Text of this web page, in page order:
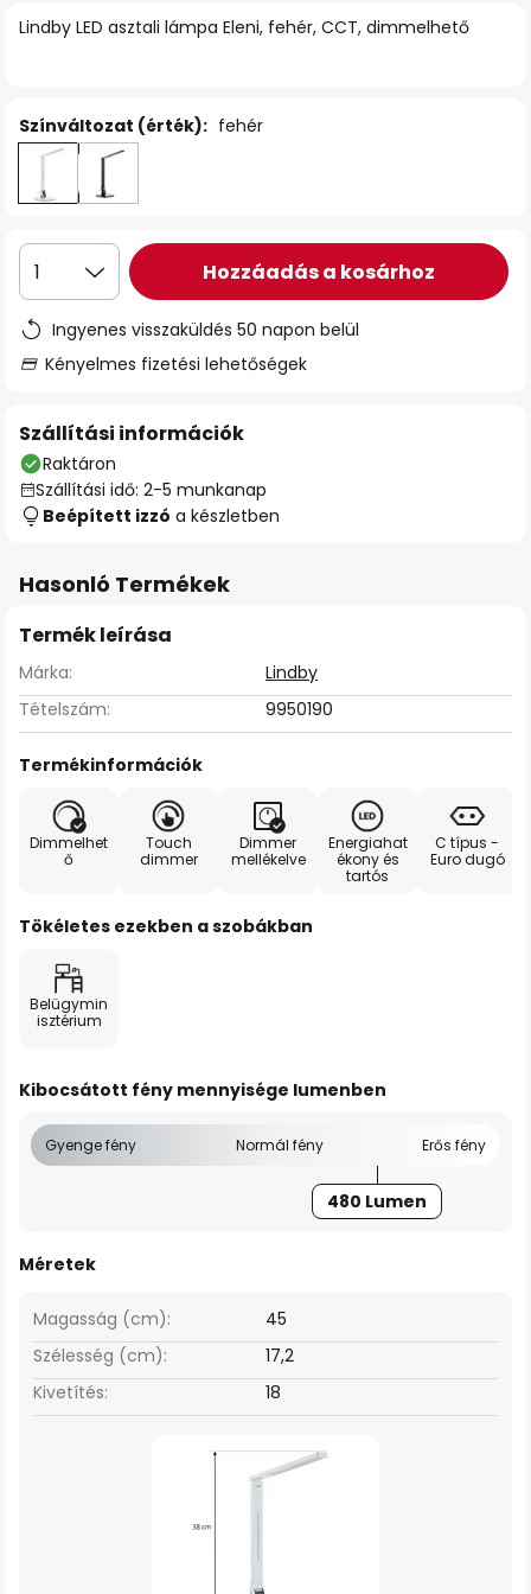
Lindby LED asztali lámpa Eleni, fehér, CCT, dimmelhető
Színváltozat (érték): fehér
1 Hozzáadás a kosárhoz
Ingyenes visszaküldés 50 napon belül
Kényelmes fizetési lehetőségek
Szállítási információk
Raktáron
Szállítási idő: 2-5 munkanap
Beépített izzó a készletben
Hasonló Termékek
Termék leírása
Márka:
Lindby
Tételszám:
9950190
Termékinformációk
Dimmelhet
ő
Touch
dimmer
Dimmer
mellékelve
Energiahat
ékony és
tartós
C típus -
Euro dugó
Tökéletes ezekben a szobákban
Belügymin
isztérium
Kibocsátott fény mennyisége lumenben
Gyenge fény Normál fény Erős fény
480 Lumen
Méretek
Szélesség (cm): 17,2
Magasság (cm): 45
Kivetítés: 18